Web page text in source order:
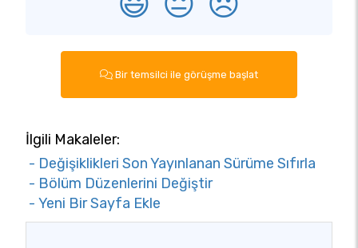
Bir temsilci ile görüşme başlat
İlgili Makaleler:
- Değişiklikleri Son Yayınlanan Sürüme Sıfırla
- Bölüm Düzenlerini Değiştir
- Yeni Bir Sayfa Ekle